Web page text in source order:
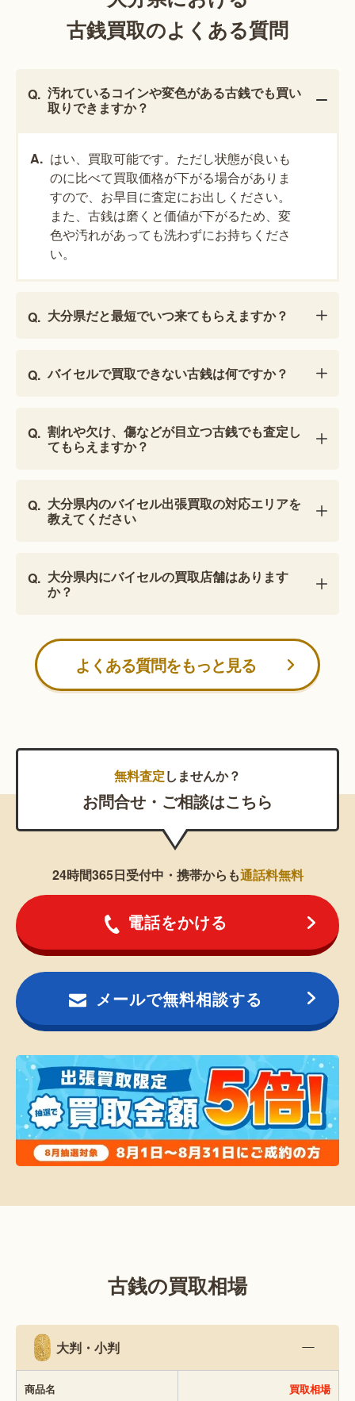
古銭買取のよくある質問
汚れているコインや変色がある古銭でも買い
取りできますか？
はい、買取可能です。ただし状態が良いも
のに比べて買取価格が下がる場合がありま
すので、お早目に査定にお出しください。
また、古銭は磨くと価値が下がるため、変
色や汚れがあっても洗わずにお持ちくださ
い。
大分県だと最短でいつ来てもらえますか？
バイセルで買取できない古銭は何ですか？
割れや欠け、傷などが目立つ古銭でも査定し
てもらえますか？
大分県内のバイセル出張買取の対応エリアを
教えてください
大分県内にバイセルの買取店舗はあります
か？
よくある質問をもっと見る
無料査定しませんか？
お問合せ・ご相談はこちら
24時間365日受付中・携帯からも通話料無料
電話をかける
メールで無料相談する
古銭の買取相場
大判・小判
商品名 買取相場